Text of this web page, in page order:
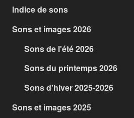
Indice de sons
Sons et images 2026
Sons de l'été 2026
Sons du printemps 2026
Sons d'hiver 2025-2026
Sons et images 2025